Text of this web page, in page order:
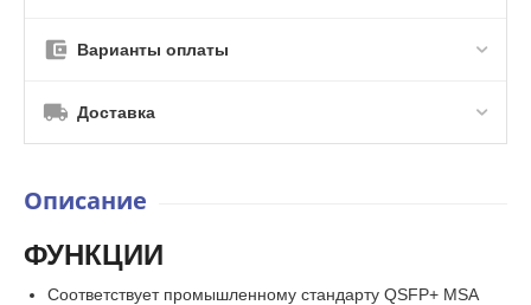
Варианты оплаты
Доставка
Описание
ФУНКЦИИ
Соответствует промышленному стандарту QSFP+ MSA